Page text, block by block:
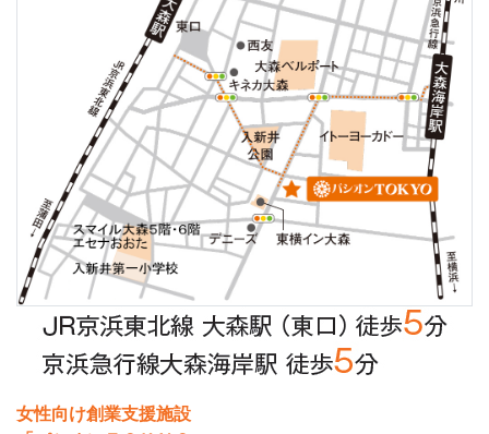
女性向け創業支援施設